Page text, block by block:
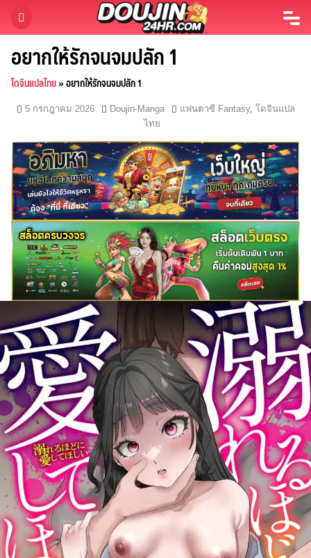
อยากให้รักจนจมปลัก 1
โดจินแปลไทย»อยากให้รักจนจมปลัก 1
5 กรกฎาคม 2026 Doujin-Manga แฟนตาซี Fantasy, โดจินแปล
ไทย